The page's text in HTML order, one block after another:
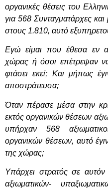
οργανικές θέσεις του
για 568 Συνταγματάρχες και
στους 1.810, αυτό
Εγώ είμαι που έθεσα εν
χώρας ή όσοι επέτρεψαν
φτάσει εκεί; Και μήπως
αποστράτευσα;
Όταν πέρασε μέσα στην
εκτός οργανικών θέσεων
υπήρχαν 568
οργανικών θέσεων, αυτό
της χώρας;
Υπάρχει στρατός σε
αξιωματικών-